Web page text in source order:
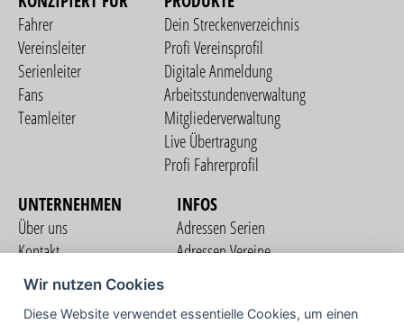
Fahrer
Vereinsleiter
Serienleiter
Fans
Teamleiter
Dein Streckenverzeichnis
Profi Vereinsprofil
Digitale Anmeldung
Arbeitsstundenverwaltung
Mitgliederverwaltung
Live Übertragung
Profi Fahrerprofil
UNTERNEHMEN
Über uns
Kontakt
Nutzungsbedingungen
Datenschutzerklärung
INFOS
Adressen Serien
Adressen Vereine
Wir nutzen Cookies
Diese Website verwendet essentielle Cookies, um einen